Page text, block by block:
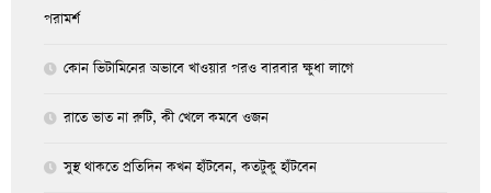
পরামর্শ
কোন ভিটামিনের অভাবে খাওয়ার পরও বারবার ক্ষুধা লাগে
রাতে ভাত না রুটি, কী খেলে কমবে ওজন
সুস্থ থাকতে প্রতিদিন কখন হাঁটবেন, কতটুকু হাঁটবেন